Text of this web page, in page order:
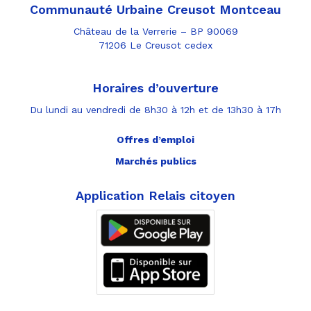
Communauté Urbaine Creusot Montceau
Château de la Verrerie – BP 90069
71206 Le Creusot cedex
Horaires d’ouverture
Du lundi au vendredi de 8h30 à 12h et de 13h30 à 17h
Offres d’emploi
Marchés publics
Application Relais citoyen